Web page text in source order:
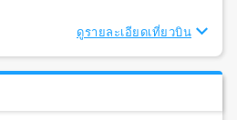
ดูรายละเอียดเที่ยวบิน